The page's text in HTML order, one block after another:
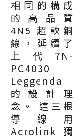
相同的構成
的高品質
4N5 超軟銅
線，延續了
上代7N-
PC4030
Leggenda
的設計理
念。 這三根
導線用
Acrolink獨